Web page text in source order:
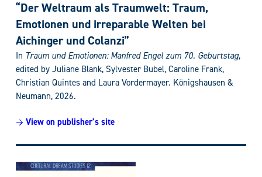
“Der Weltraum als Traumwelt: Traum,
Emotionen und irreparable Welten bei
Aichinger und Colanzi”
In Traum und Emotionen: Manfred Engel zum 70. Geburtstag,
edited by Juliane Blank, Sylvester Bubel, Caroline Frank,
Christian Quintes and Laura Vordermayer. Königshausen &
Neumann, 2026.
→ View on publisher’s site